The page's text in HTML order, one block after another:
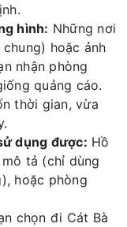
hình: Những nơi
hoặc ảnh
nhận phòng
quảng cáo.
thời gian, vừa
dụng được: Hồ
tả (chỉ dùng
hoặc phòng
chọn đi Cát Bà